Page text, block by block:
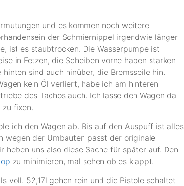
und es kommen noch weitere
der Schmiernippel irgendwie länger
ist es staubtrocken. Die Wasserpumpe ist
in Fetzen, die Scheiben vorne haben starken
sind auch hinüber, die Bremsseile hin.
kein Öl verliert, habe ich am hinteren
des Tachos auch. Ich lasse den Wagen da
fixen.
ich den Wagen ab. Bis auf den Auspuff ist alles
wegen der Umbauten passt der originale
uns also diese Sache für später auf. Den
zu minimieren, mal sehen ob es klappt.
voll. 52,17l gehen rein und die Pistole schaltet